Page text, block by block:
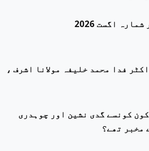
اگست 2026
فدا محمد خلیفہ مولانا اشرف ،
کونسے گدی نشین اور چوہدری
مخبر تھے؟